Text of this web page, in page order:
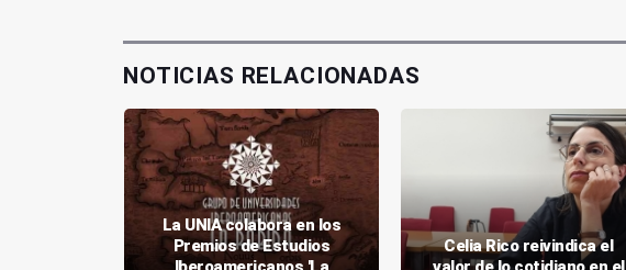
NOTICIAS RELACIONADAS
La UNIA colabora en los
Premios de Estudios
Celia Rico reivindica el